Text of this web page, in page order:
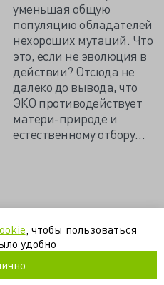
уменьшая общую
популяцию обладателей
нехороших мутаций. Что
это, если не эволюция в
действии? Отсюда не
далеко до вывода, что
ЭКО противодействует
матери-природе и
естественному отбору…
, чтобы пользоваться
удобно